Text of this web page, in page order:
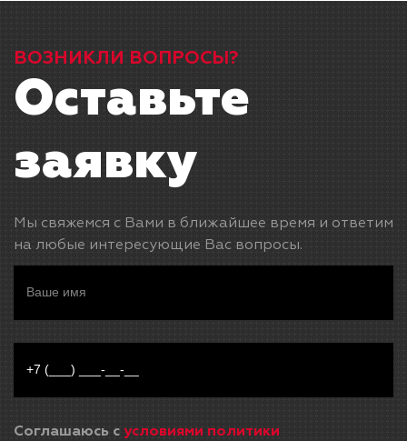
ВОЗНИКЛИ ВОПРОСЫ?
Оставьте
заявку
Мы свяжемся с Вами в ближайшее время и ответим
на любые интересующие Вас вопросы.
Соглашаюсь с условиями политики